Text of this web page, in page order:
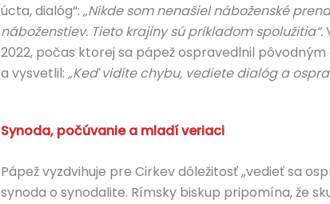
úcta, dialóg“: „Nikde som nenašiel náboženské
náboženstiev. Tieto krajiny sú príkladom spolužitia“.
2022, počas ktorej sa pápež ospravedlnil
a vysvetlil: „Keď vidíte chybu, vediete dialóg a
Synoda, počúvanie a mladí veriaci
Pápež vyzdvihuje pre Cirkev dôležitosť „vedieť sa
synoda o synodalite. Rímsky biskup pripomína, že